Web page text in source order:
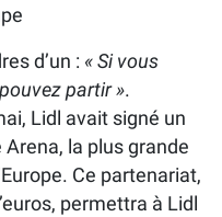
d’un : « Si vous
partir ».
Lidl avait signé un
la plus grande
Ce partenariat,
permettra à Lidl